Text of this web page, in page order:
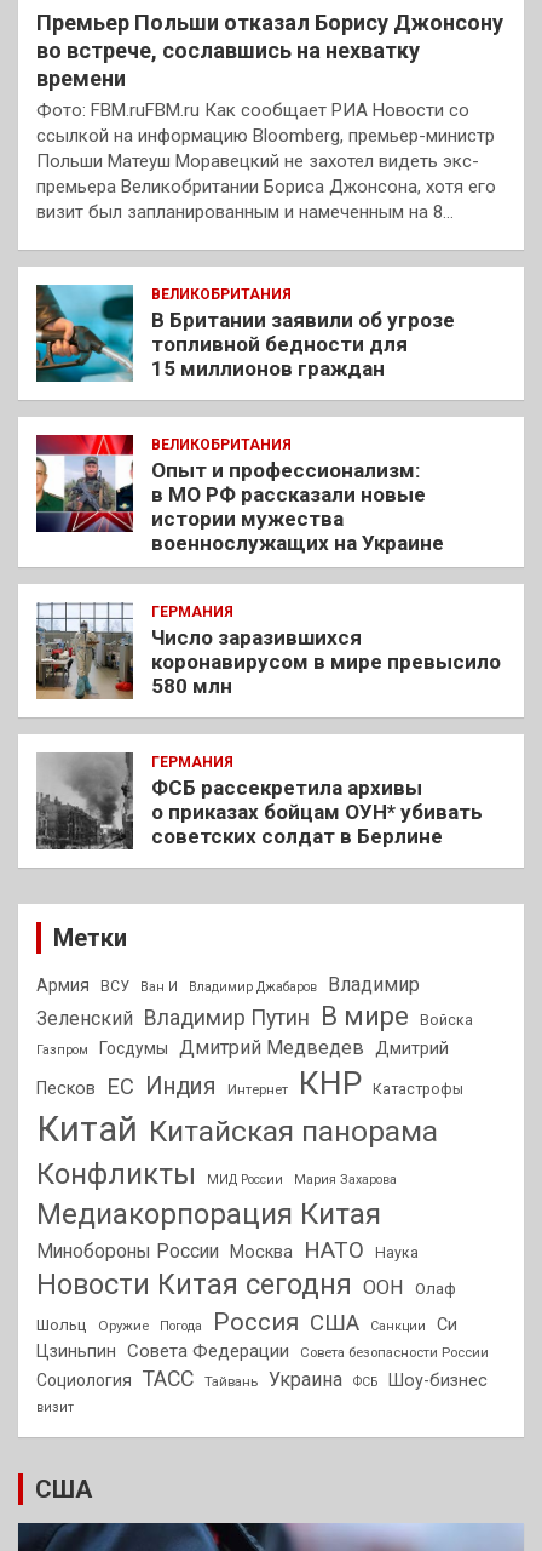
Премьер Польши отказал Борису Джонсону
во встрече, сославшись на нехватку
времени
Фото: FBM.ruFBM.ru Как сообщает РИА Новости со
ссылкой на информацию Bloomberg, премьер-министр
Польши Матеуш Моравецкий не захотел видеть экс-
премьера Великобритании Бориса Джонсона, хотя его
визит был запланированным и намеченным на 8…
ВЕЛИКОБРИТАНИЯ
В Британии заявили об угрозе
топливной бедности для
15 миллионов граждан
ВЕЛИКОБРИТАНИЯ
Опыт и профессионализм:
в МО РФ рассказали новые
истории мужества
военнослужащих на Украине
ГЕРМАНИЯ
Число заразившихся
коронавирусом в мире превысило
580 млн
ГЕРМАНИЯ
ФСБ рассекретила архивы
о приказах бойцам ОУН* убивать
советских солдат в Берлине
Метки
Армия ВСУ Ван И Владимир Джабаров
Владимир
Зеленский Владимир Путин В мире Войска
Газпром Госдумы Дмитрий Медведев Дмитрий
Песков
ЕС Индия Интернет КНР Катастрофы
Китай Китайская панорама
Конфликты
МИД России Мария Захарова
Медиакорпорация Китая
Минобороны России Москва НАТО Наука
Новости Китая сегодня ООН
Олаф
Шольц
Оружие Погода Россия США Санкции
Си
Цзиньпин Совета Федерации Совета безопасности России
Социология ТАСС Тайвань Украина ФСБ Шоу-бизнес
визит
США